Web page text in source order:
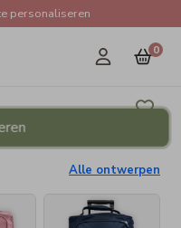
personaliseren
0
Alle ontwerpen